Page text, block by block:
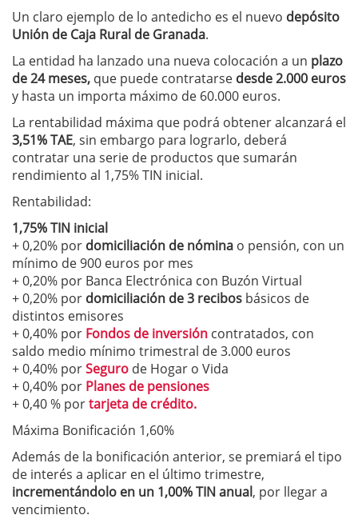
Un claro ejemplo de lo antedicho es el nuevo depósito
Unión de Caja Rural de Granada.
La entidad ha lanzado una nueva colocación a un plazo
de 24 meses, que puede contratarse desde 2.000 euros
y hasta un importa máximo de 60.000 euros.
La rentabilidad máxima que podrá obtener alcanzará el
3,51% TAE, sin embargo para lograrlo, deberá
contratar una serie de productos que sumarán
rendimiento al 1,75% TIN inicial.
Rentabilidad:
1,75% TIN inicial
+ 0,20% por domiciliación de nómina o pensión, con un
mínimo de 900 euros por mes
+ 0,20% por Banca Electrónica con Buzón Virtual
+ 0,20% por domiciliación de 3 recibos básicos de
distintos emisores
+ 0,40% por Fondos de inversión contratados, con
saldo medio mínimo trimestral de 3.000 euros
+ 0,40% porSeguro de Hogar o Vida
+ 0,40% por Planes de pensiones
+ 0,40 % portarjeta de crédito.
Máxima Bonificación 1,60%
Además de la bonificación anterior, se premiará el tipo
de interés a aplicar en el último trimestre,
incrementándolo en un 1,00% TIN anual, por llegar a
vencimiento.